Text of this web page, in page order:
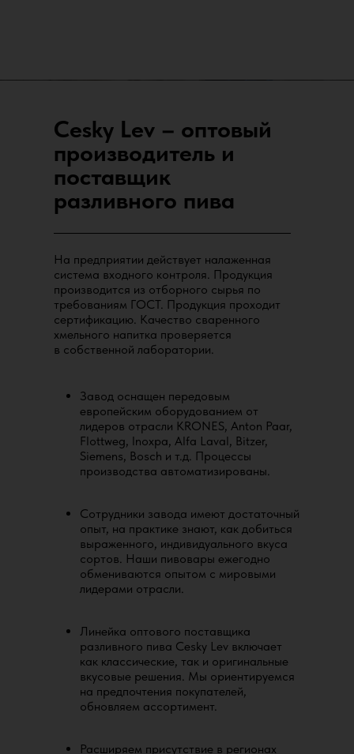
На предприятии действует налаженная
система входного контроля. Продукция
производится из отборного сырья по
требованиям ГОСТ. Продукция проходит
сертификацию. Качество сваренного
хмельного напитка проверяется
в собственной лаборатории.
Завод оснащен передовым
европейским оборудованием от
лидеров отрасли KRONES, Anton Paar,
Flottweg, Inoxpa, Alfa Laval, Bitzer,
Siemens, Bosch и т.д. Процессы
производства автоматизированы.
Сотрудники завода имеют достаточный
опыт, на практике знают, как добиться
выраженного, индивидуального вкуса
сортов. Наши пивовары ежегодно
обмениваются опытом с мировыми
лидерами отрасли.
Линейка оптового поставщика
разливного пива Cesky Lev включает
как классические, так и оригинальные
вкусовые решения. Мы ориентируемся
на предпочтения покупателей,
обновляем ассортимент.
Расширяем присутствие в регионах
Cesky Lev – оптовый
производитель и
поставщик
разливного пива